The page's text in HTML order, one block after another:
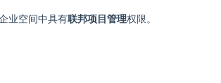
业空间中具有联邦项目管理权限。